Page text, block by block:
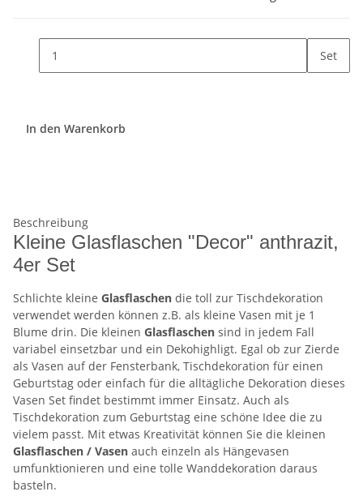
Set
In den Warenkorb
Beschreibung
Kleine Glasflaschen "Decor" anthrazit,
4er Set
Schlichte kleine Glasflaschen die toll zur Tischdekoration
verwendet werden können z.B. als kleine Vasen mit je 1
Blume drin. Die kleinen Glasflaschen sind in jedem Fall
variabel einsetzbar und ein Dekohighligt. Egal ob zur Zierde
als Vasen auf der Fensterbank, Tischdekoration für einen
Geburtstag oder einfach für die alltägliche Dekoration dieses
Vasen Set findet bestimmt immer Einsatz. Auch als
Tischdekoration zum Geburtstag eine schöne Idee die zu
vielem passt. Mit etwas Kreativität können Sie die kleinen
Glasflaschen / Vasen auch einzeln als Hängevasen
umfunktionieren und eine tolle Wanddekoration daraus
basteln.